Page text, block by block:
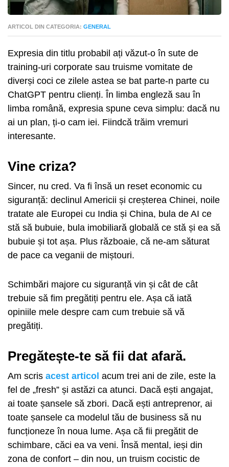
ARTICOL DIN CATEGORIA: GENERAL
Expresia din titlu probabil ați văzut-o în sute de
training-uri corporate sau truisme vomitate de
diverși coci ce zilele astea se bat parte-n parte cu
ChatGPT pentru clienți. În limba engleză sau în
limba română, expresia spune ceva simplu: dacă nu
ai un plan, ți-o cam iei. Fiindcă trăim vremuri
interesante.
Vine criza?
Sincer, nu cred. Va fi însă un reset economic cu
siguranță: declinul Americii și creșterea Chinei, noile
tratate ale Europei cu India și China, bula de AI ce
stă să bubuie, bula imobiliară globală ce stă și ea să
bubuie și tot așa. Plus războaie, că ne-am săturat
de pace ca veganii de miștouri.
Schimbări majore cu siguranță vin și cât de cât
trebuie să fim pregătiți pentru ele. Așa că iată
opiniile mele despre cam cum trebuie să vă
pregătiți.
Pregătește-te să fii dat afară.
Am scris acest articol acum trei ani de zile, este la
fel de „fresh” și astăzi ca atunci. Dacă ești angajat,
ai toate șansele să zbori. Dacă ești antreprenor, ai
toate șansele ca modelul tău de business să nu
funcționeze în noua lume. Așa că fii pregătit de
schimbare, căci ea va veni. Însă mental, ieși din
zona de confort – din nou, un truism cocistic de